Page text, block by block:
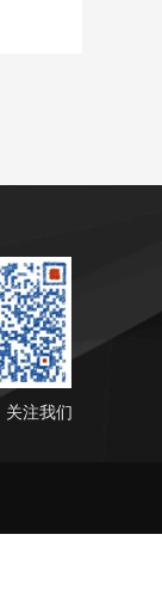
关注我们